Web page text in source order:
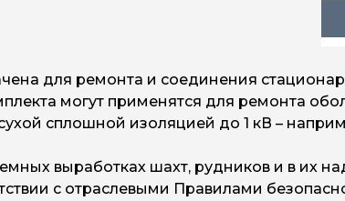
для ремонта и соединения
могут применятся для ремонта
сплошной изоляцией до 1 кВ –
выработках шахт, рудников и в их
с отраслевыми Правилами